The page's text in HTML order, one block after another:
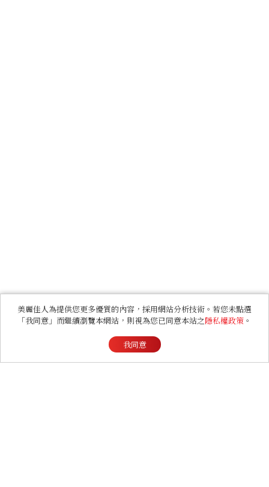
美麗佳人為提供您更多優質的內容，採用網站分析技術。若您未點選
「我同意」而繼續瀏覽本網站，則視為您已同意本站之隱私權政策 。
我同意